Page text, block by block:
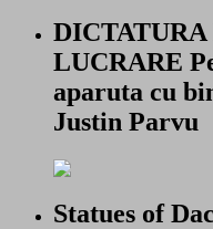
LUCRARE
aparuta cu
Justin Parvu
Statues of